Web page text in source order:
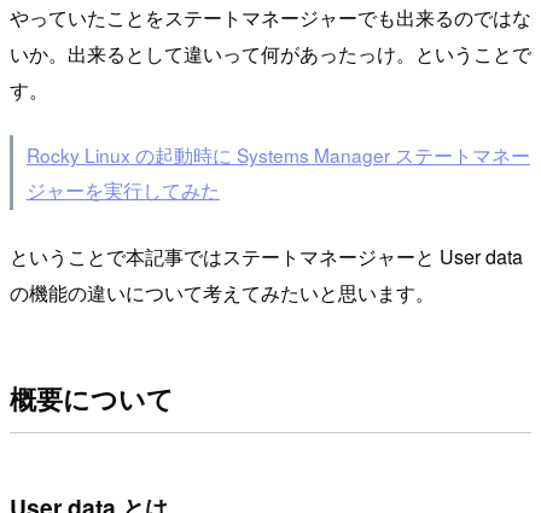
やっていたことをステートマネージャーでも出来るのではな
いか。出来るとして違いって何があったっけ。ということで
す。
Rocky Linux の起動時に Systems Manager ステートマネー
ジャーを実行してみた
ということで本記事ではステートマネージャーと User data
の機能の違いについて考えてみたいと思います。
概要について